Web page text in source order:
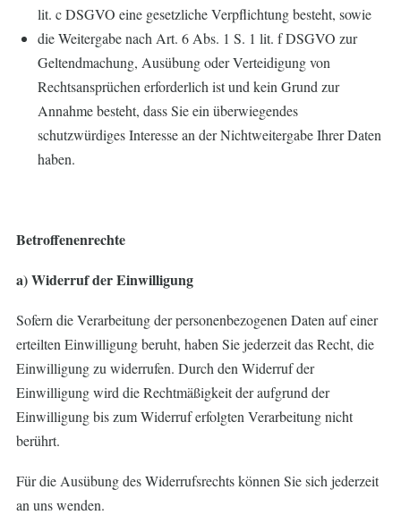
lit. c DSGVO eine gesetzliche Verpflichtung besteht, sowie
die Weitergabe nach Art. 6 Abs. 1 S. 1 lit. f DSGVO zur
Geltendmachung, Ausübung oder Verteidigung von
Rechtsansprüchen erforderlich ist und kein Grund zur
Annahme besteht, dass Sie ein überwiegendes
schutzwürdiges Interesse an der Nichtweitergabe Ihrer Daten
haben.
Betroffenenrechte
a) Widerruf der Einwilligung
Sofern die Verarbeitung der personenbezogenen Daten auf einer
erteilten Einwilligung beruht, haben Sie jederzeit das Recht, die
Einwilligung zu widerrufen. Durch den Widerruf der
Einwilligung wird die Rechtmäßigkeit der aufgrund der
Einwilligung bis zum Widerruf erfolgten Verarbeitung nicht
berührt.
Für die Ausübung des Widerrufsrechts können Sie sich jederzeit
an uns wenden.